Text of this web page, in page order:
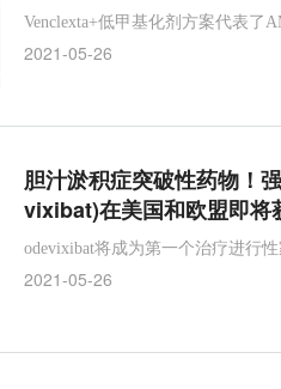
Venclexta+低甲基化剂方案代表了
2021-05-26
胆汁淤积症突破性药物！
vixibat)在美国和欧盟即将
odevixibat将成为第一个治疗进行
2021-05-26